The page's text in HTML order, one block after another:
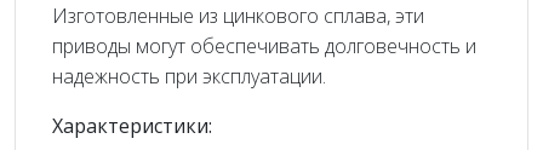
Изготовленные из цинкового сплава, эти
приводы могут обеспечивать долговечность и
надежность при эксплуатации.
Характеристики: